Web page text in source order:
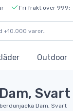
Fri frakt över 999:-
Outdoor
Svart
Dam, Svart